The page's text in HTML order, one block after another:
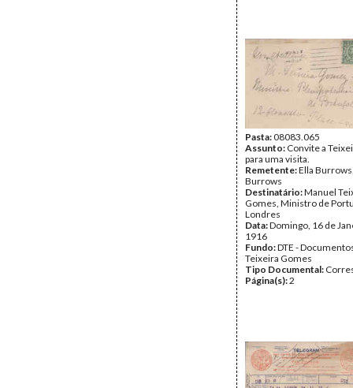
Pasta:08083.065
Assunto: Convite a
para uma visita.
Remetente:Ella
Burrows
Destinatário:Manuel
Gomes, Ministro de
Londres
Data:Domingo, 16 de
1916
Fundo:DTE -
Teixeira Gomes
Tipo Documental:
Página(s):2